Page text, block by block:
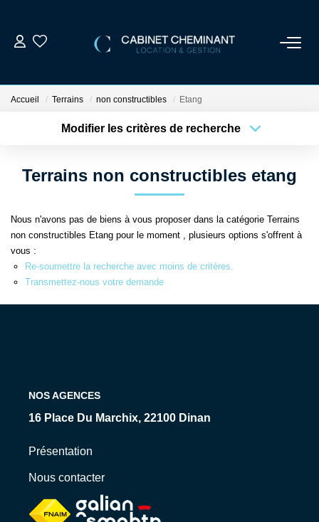
ESTIMER
GESTION LOCATIVE
NOS AGENCES
EXTRANET
Accueil Terrains non constructibles Etang
Modifier les critères de recherche
Plus de critères Créer une alerte
Terrains non constructibles etang
Nous n'avons pas de biens à vous proposer dans la catégorie Terrains
non constructibles Etang pour le moment , plusieurs options s'offrent à
vous :
Re-soumettre la recherche avec moins de critères.
Transmettez-nous votre demande
NOS AGENCES
16 Place Du Marchix, 22100 Dinan
Présentation
Nous contacter